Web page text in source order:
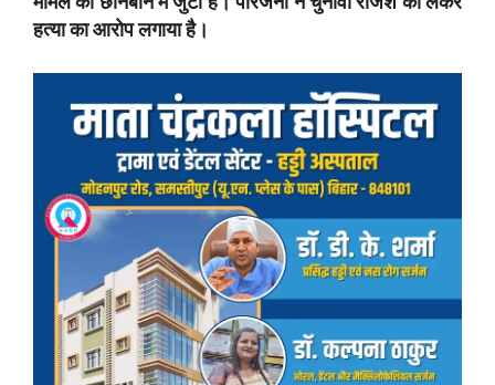
हत्या का आरोप लगाया है।